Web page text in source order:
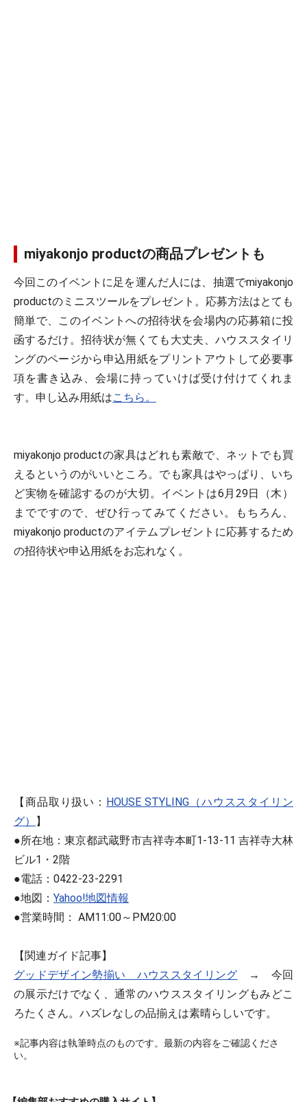
miyakonjo productの商品プレゼントも
今回このイベントに足を運んだ人には、抽選でmiyakonjo
productのミニスツールをプレゼント。応募方法はとても
簡単で、このイベントへの招待状を会場内の応募箱に投
函するだけ。招待状が無くても大丈夫、ハウススタイリ
ングのページから申込用紙をプリントアウトして必要事
項を書き込み、会場に持っていけば受け付けてくれま
す。申し込み用紙はこちら。
miyakonjo productの家具はどれも素敵で、ネットでも買
えるというのがいいところ。でも家具はやっぱり、いち
ど実物を確認するのが大切。イベントは6月29日（木）
までですので、ぜひ行ってみてください。もちろん、
miyakonjo productのアイテムプレゼントに応募するため
の招待状や申込用紙をお忘れなく。
【商品取り扱い： HOUSE STYLING（ハウススタイリン
グ）
】
●所在地：東京都武蔵野市吉祥寺本町1-13-11 吉祥寺大林
ビル1・2階
●電話：0422-23-2291
●地図： Yahoo!地図情報
●営業時間： AM11:00～PM20:00
【関連ガイド記事】
グッドデザイン勢揃い ハウススタイリング → 今回
の展示だけでなく、通常のハウススタイリングもみどこ
ろたくさん。ハズレなしの品揃えは素晴らしいです。
※記事内容は執筆時点のものです。最新の内容をご確認くださ
い。